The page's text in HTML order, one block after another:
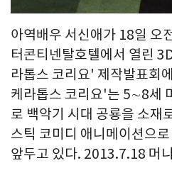
아역배우 서신애가 18일 오
터콘티넨탈호텔에서 열린
라톱스 코리요' 제작발표회
케라톱스 코리요'는 5∼8세
로 백악기 시대 공룡을 소재
스틱 코미디 애니메이션으
앞두고 있다. 2013.7.18 머